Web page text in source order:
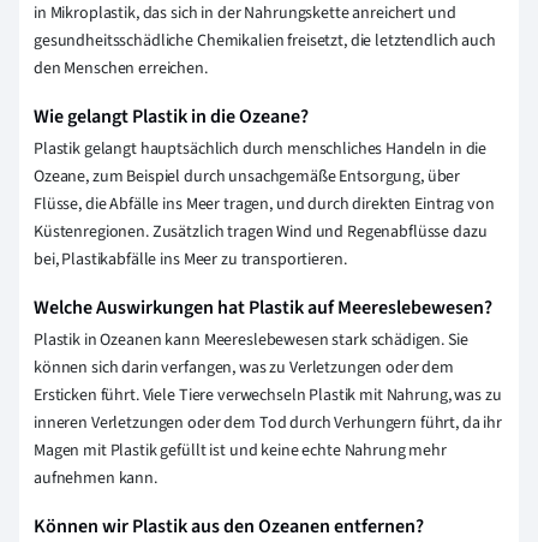
in Mikroplastik, das sich in der Nahrungskette anreichert und
gesundheitsschädliche Chemikalien freisetzt, die letztendlich auch
den Menschen erreichen.
Wie gelangt Plastik in die Ozeane?
Plastik gelangt hauptsächlich durch menschliches Handeln in die
Ozeane, zum Beispiel durch unsachgemäße Entsorgung, über
Flüsse, die Abfälle ins Meer tragen, und durch direkten Eintrag von
Küstenregionen. Zusätzlich tragen Wind und Regenabflüsse dazu
bei, Plastikabfälle ins Meer zu transportieren.
Welche Auswirkungen hat Plastik auf Meereslebewesen?
Plastik in Ozeanen kann Meereslebewesen stark schädigen. Sie
können sich darin verfangen, was zu Verletzungen oder dem
Ersticken führt. Viele Tiere verwechseln Plastik mit Nahrung, was zu
inneren Verletzungen oder dem Tod durch Verhungern führt, da ihr
Magen mit Plastik gefüllt ist und keine echte Nahrung mehr
aufnehmen kann.
Können wir Plastik aus den Ozeanen entfernen?